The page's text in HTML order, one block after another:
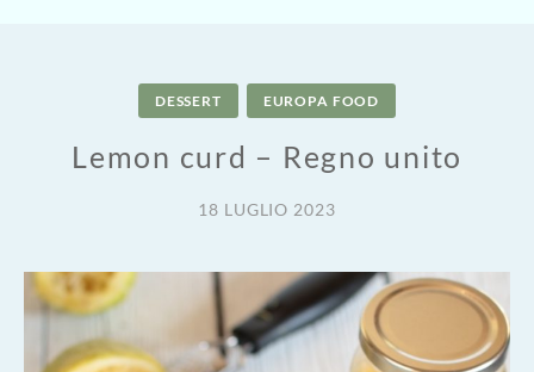
DESSERT EUROPA FOOD
Lemon curd – Regno unito
18 LUGLIO 2023